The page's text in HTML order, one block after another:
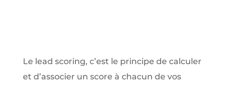
Le lead scoring, c’est le principe de calculer
et d’associer un score à chacun de vos